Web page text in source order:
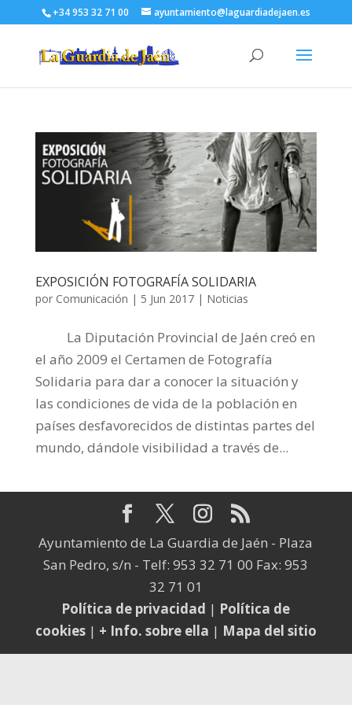
+34 953 32 71 00 ayuntamiento@laguardiadejaen.es
EXPOSICIÓN FOTOGRAFÍA SOLIDARIA
por Comunicación | 5 Jun 2017| Noticias
La Diputación Provincial de Jaén creó en
el año 2009 el Certamen de Fotografía
Solidaria para dar a conocer la situación y
las condiciones de vida de la población en
países desfavorecidos de distintas partes del
mundo, dándole visibilidad a través de...
Ayuntamiento de La Guardia de Jaén - Plaza
San Pedro, s/n - Telf: 953 32 71 00 Fax: 953
32 71 01
Política de privacidad | Política de
cookies| + Info. sobre ella | Mapa del sitio